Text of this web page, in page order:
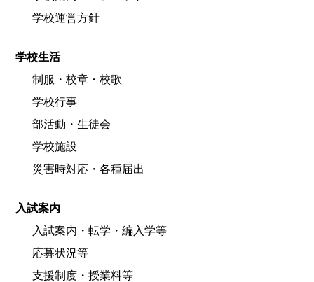
学校運営方針
学校生活
制服・校章・校歌
学校行事
部活動・生徒会
学校施設
災害時対応・各種届出
入試案内
入試案内・転学・編入学等
応募状況等
支援制度・授業料等